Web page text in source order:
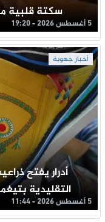
سكتة قلبية
5 أغسطس 2026 - 19:20
أخبار جهوية
أدرار يفتح
التقليدية
5 أغسطس 2026 - 11:44